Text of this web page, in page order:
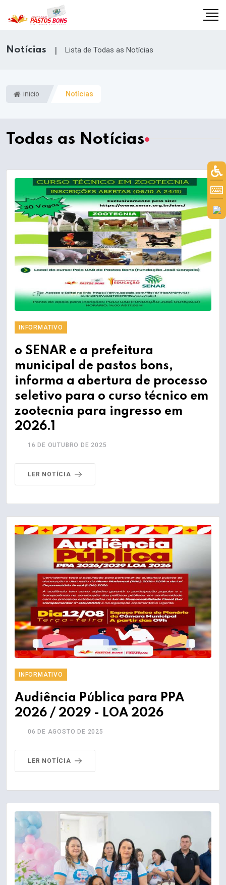
Notícias | Lista de Todas as Notícias
inicio Notícias
Todas as Notícias
INFORMATIVO
o SENAR e a prefeitura
municipal de pastos bons,
informa a abertura de processo
seletivo para o curso técnico em
zootecnia para ingresso em
2026.1
16 DE OUTUBRO DE 2025
LER NOTÍCIA
INFORMATIVO
Audiência Pública para PPA
2026 / 2029 - LOA 2026
06 DE AGOSTO DE 2025
LER NOTÍCIA